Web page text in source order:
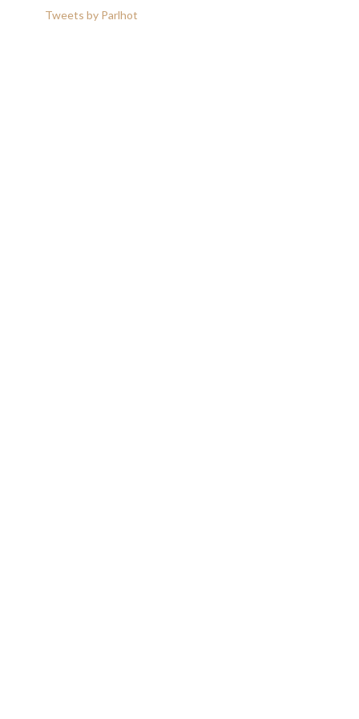
Tweets by Parlhot